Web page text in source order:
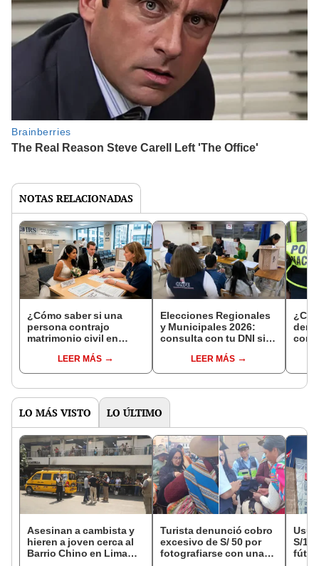
NOTAS RELACIONADAS
¿Cómo saber si una
persona contrajo
matrimonio civil en
LEER MÁS
Elecciones Regionales
y Municipales 2026:
consulta con tu DNI si
de mesa para este 4 de
octubre en el link oficial
LEER MÁS
con
LO MÁS VISTO LO ÚLTIMO
Asesinan a cambista y
hieren a joven cerca al
Barrio Chino en Lima
Turista denunció cobro
excesivo de S/ 50 por
fotografiarse con una
S/